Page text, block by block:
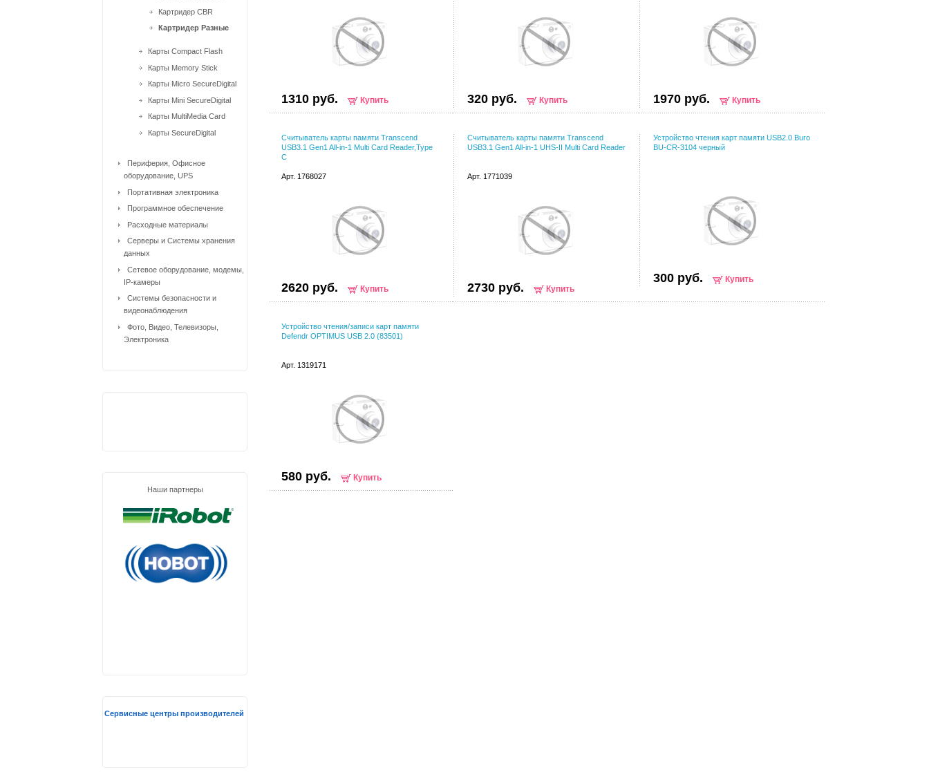
1310 руб. Купить 320 руб. Купить 1970 руб. Купить
Считыватель карты памяти Transcend
USB3.1 Gen1 All-in-1 Multi Card Reader,Type
C
Арт. 1768027
2620 руб. Купить
Считыватель карты памяти Transcend
USB3.1 Gen1 All-in-1 UHS-II Multi Card Reader
Арт. 1771039
2730 руб. Купить
Устройство чтения карт памяти USB2.0 Buro
BU-CR-3104 черный
300 руб. Купить
Устройство чтения/записи карт памяти
Defendr OPTIMUS USB 2.0 (83501)
Арт. 1319171
580 руб. Купить
Картридер CBR
Картридер Разные
Карты Compact Flash
Карты Memory Stick
Карты Micro SecureDigital
Карты Mini SecureDigital
Карты MultiMedia Card
Карты SecureDigital
Периферия, Офисное
оборудование, UPS
Портативная электроника
Программное обеспечение
Расходные материалы
Серверы и Системы хранения
данных
Сетевое оборудование, модемы,
IP-камеры
Системы безопасности и
видеонаблюдения
Фото, Видео, Телевизоры,
Электроника
Наши партнеры
Сервисные центры производителей